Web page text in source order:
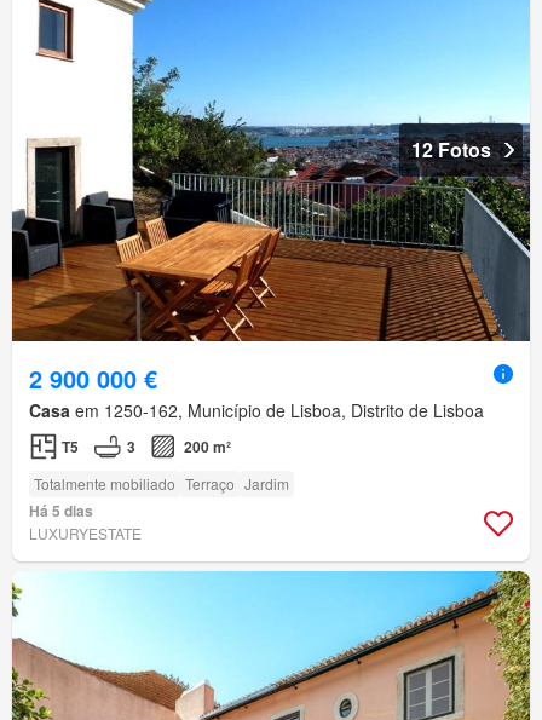
12 Fotos
2 900 000 €
Casa em 1250-162, Município de Lisboa, Distrito de Lisboa
T5 3 200 m²
Totalmente mobiliado Terraço Jardim
Há 5 dias
LUXURYESTATE